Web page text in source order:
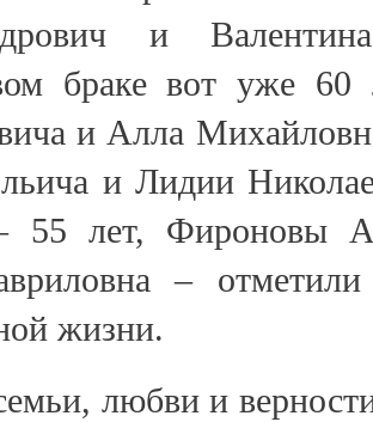
и
браке вот уже 60
и Алла
и Лидии
55 лет, Фироновы
–
жизни.
любви и